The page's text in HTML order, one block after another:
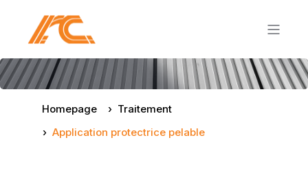
Homepage
Traitement
Application protectrice pelable